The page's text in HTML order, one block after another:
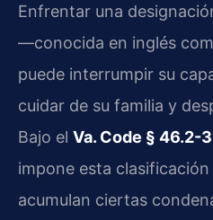
Enfrentar una
—conocida en inglés
puede interrumpir su
cuidar de su familia y
Bajo el Va. Code § 46.2-
impone esta
acumulan ciertas